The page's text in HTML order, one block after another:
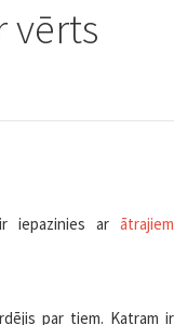
vērts
iepazinies ar ātrajiem
par tiem. Katram ir